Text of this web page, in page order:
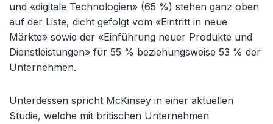
und «digitale Technologien» (65 %) stehen ganz oben
auf der Liste, dicht gefolgt vom «Eintritt in neue
Märkte» sowie der «Einführung neuer Produkte und
Dienstleistungen» für 55 % beziehungsweise 53 % der
Unternehmen.
Unterdessen spricht McKinsey in einer aktuellen
Studie, welche mit britischen Unternehmen